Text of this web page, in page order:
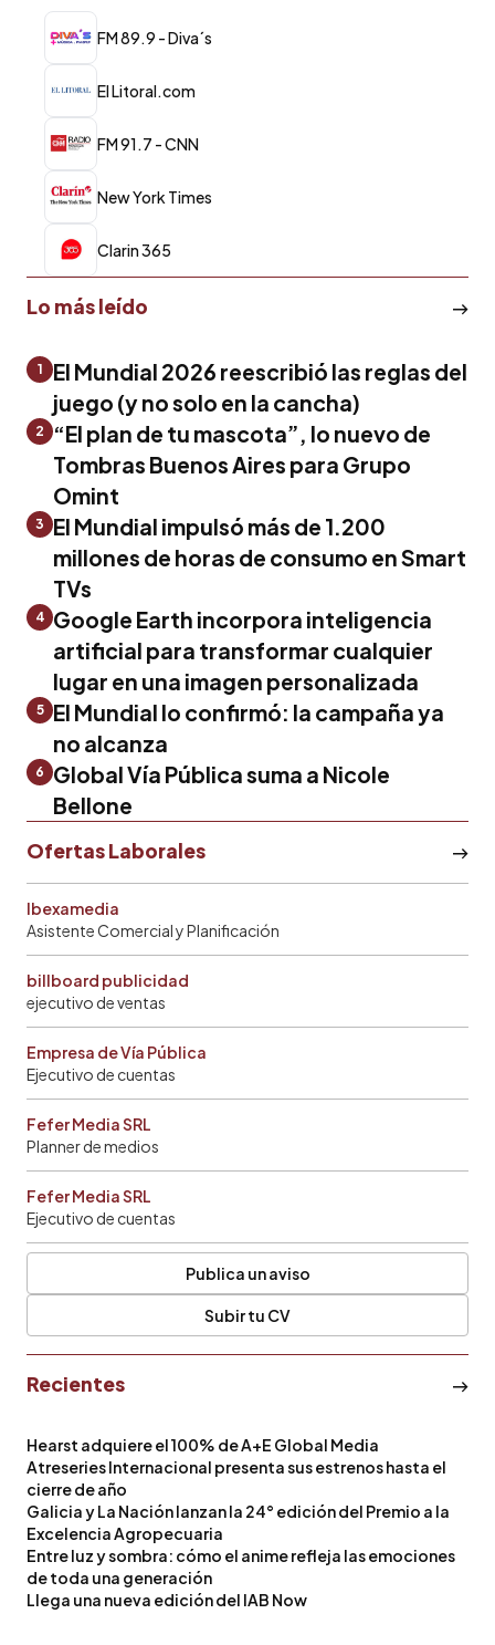
FM 89.9 - Diva´s
El Litoral.com
FM 91.7 - CNN
New York Times
Clarin 365
Lo más leído
1
El Mundial 2026 reescribió las reglas del
juego (y no solo en la cancha)
2
“El plan de tu mascota”, lo nuevo de
Tombras Buenos Aires para Grupo
Omint
3
El Mundial impulsó más de 1.200
millones de horas de consumo en Smart
TVs
4 Google Earth incorpora inteligencia
artificial para transformar cualquier
lugar en una imagen personalizada
5
El Mundial lo confirmó: la campaña ya
no alcanza
6
Global Vía Pública suma a Nicole
Bellone
Ofertas Laborales
Ibexamedia
Asistente Comercial y Planificación
billboard publicidad
ejecutivo de ventas
Empresa de Vía Pública
Ejecutivo de cuentas
Fefer Media SRL
Planner de medios
Fefer Media SRL
Ejecutivo de cuentas
Publica un aviso
Subir tu CV
Recientes
Hearst adquiere el 100% de A+E Global Media
Atreseries Internacional presenta sus estrenos hasta el
cierre de año
Galicia y La Nación lanzan la 24° edición del Premio a la
Excelencia Agropecuaria
Entre luz y sombra: cómo el anime refleja las emociones
de toda una generación
Llega una nueva edición del IAB Now